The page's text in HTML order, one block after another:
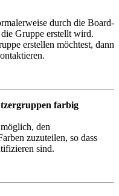
durch die Board-
Gruppe erstellt wird.
erstellen möchtest, dann
farbig
den
zuzuteilen, so dass
sind.